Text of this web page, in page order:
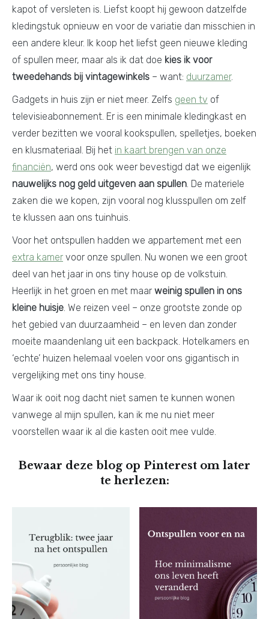
kapot of versleten is. Liefst koopt hij gewoon datzelfde
kledingstuk opnieuw en voor de variatie dan misschien in
een andere kleur. Ik koop het liefst geen nieuwe kleding
of spullen meer, maar als ik dat doe kies ik voor
tweedehands bij vintagewinkels – want: duurzamer.
Gadgets in huis zijn er niet meer. Zelfs geen tv of
televisieabonnement. Er is een minimale kledingkast en
verder bezitten we vooral kookspullen, spelletjes, boeken
en klusmateriaal. Bij het in kaart brengen van onze
financiën, werd ons ook weer bevestigd dat we eigenlijk
nauwelijks nog geld uitgeven aan spullen. De materiele
zaken die we kopen, zijn vooral nog klusspullen om zelf
te klussen aan ons tuinhuis.
Voor het ontspullen hadden we appartement met een
extra kamer voor onze spullen. Nu wonen we een groot
deel van het jaar in ons tiny house op de volkstuin.
Heerlijk in het groen en met maar weinig spullen in ons
kleine huisje. We reizen veel – onze grootste zonde op
het gebied van duurzaamheid – en leven dan zonder
moeite maandenlang uit een backpack. Hotelkamers en
‘echte’ huizen helemaal voelen voor ons gigantisch in
vergelijking met ons tiny house.
Waar ik ooit nog dacht niet samen te kunnen wonen
vanwege al mijn spullen, kan ik me nu niet meer
voorstellen waar ik al die kasten ooit mee vulde.
Bewaar deze blog op Pinterest om later
te herlezen: